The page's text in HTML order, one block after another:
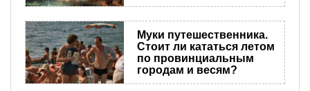
Муки путешественника.
Стоит ли кататься летом
по провинциальным
городам и весям?